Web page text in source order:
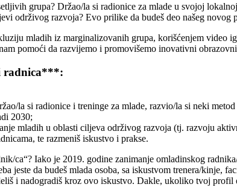
grupa? Držao/la si radionice za mlade u svojoj
održivog razvoja? Evo prilike da budeš deo našeg novog
mladih iz marginalizovanih grupa, korišćenjem
pomoći da razvijemo i promovišemo inovativni
radnica***:
la si radionice i treninge za mlade, razvio/la si neki
2030;
mladih u oblasti ciljeva održivog razvoja (tj. razvoju
te razmeniš iskustvo i prakse.
ca“? Iako je 2019. godine zanimanje omladinskog
jeste da budeš mlada osoba, sa iskustvom trenera/kinje,
i nadogradiš kroz ovo iskustvo. Dakle, ukoliko tvoj